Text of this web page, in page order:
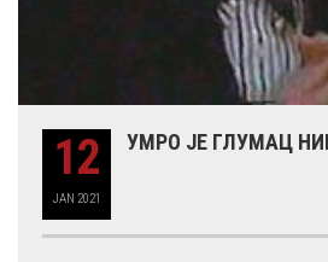
12
JAN 2021
УМРО ЈЕ ГЛУМАЦ